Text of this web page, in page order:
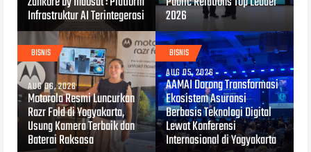
Infrastruktur AI Terintegerasi 2026
BISNIS
AUG 06, 2026
Motorola Resmi Luncurkan
Razr Fold di Yogyakarta,
Usung Kamera Terbaik dan
Baterai Raksasa
BISNIS
AUG 05, 2026
AAMAI Dorong Transformasi
Ekosistem Asuransi
Berbasis Teknologi Digital
Lewat Konferensi
Internasional di Yogyakarta